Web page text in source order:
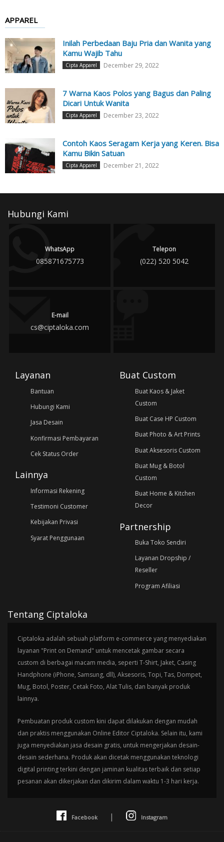
APPAREL
Inilah Perbedaan Baju Pria dan Wanita yang
Kamu Wajib Tahu
Cipta Apparel December 29, 2022
7 Warna Kaos Polos yang Bagus dan Paling
Dicari Untuk Wanita
Cipta Apparel December 23, 2022
Contoh Kaos Seragam Kerja yang Keren. Bisa
Kamu Bikin Satuan
Cipta Apparel December 21, 2022
Hubungi Kami
WhatsApp
085871675773
Telepon
(022) 520 5042
E-mail
cs@ciptaloka.com
Layanan
Bantuan
Hubungi Kami
Jasa Desain
Konfirmasi Pembayaran
Cek Status Order
Lainnya
Informasi Rekening
Testimoni Customer
Kebijakan Privasi
Syarat Penggunaan
Buat Custom
Buat Kaos & Jaket
Custom
Buat Case HP Custom
Buat Photo & Art Prints
Buat Aksesoris Custom
Buat Mug & Botol
Custom
Buat Home & Kitchen
Decor
Partnership
Buka Toko Sendiri
Layanan Dropship /
Reseller
Program Afiliasi
Tentang Ciptaloka
Ciptaloka adalah sebuah platform e-commerce yang menyediakan
layanan "Print on Demand" untuk mencetak gambar secara
custom di berbagai macam media, seperti T-Shirt, Jaket, Casing
Handphone (iPhone, Samsung, dll), Aksesoris, Topi, Tas, Dompet,
Mug, Botol, Poster, Cetak Foto, Alat Tulis, dan banyak produk
lainnya.
Pembuatan produk custom kini dapat dilakukan dengan mudah
dan praktis menggunakan Online Editor Ciptaloka. Selain itu, kami
juga menyediakan jasa desain gratis, untuk mengerjakan desain-
desain sederhana. Produk akan dicetak menggunakan teknologi
digital printing terkini dengan jaminan kualitas terbaik dan setiap
pesanan akan dikerjakan dan dikirim dalam waktu 1-3 hari kerja.
Facebook | Instagram